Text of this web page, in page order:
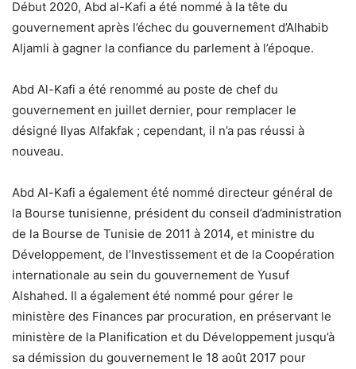
Début 2020, Abd al-Kafi a été nommé à la tête du
gouvernement après l’échec du gouvernement d’Alhabib
Aljamli à gagner la confiance du parlement à l’époque.
Abd Al-Kafi a été renommé au poste de chef du
gouvernement en juillet dernier, pour remplacer le
désigné Ilyas Alfakfak ; cependant, il n’a pas réussi à
nouveau.
Abd Al-Kafi a également été nommé directeur général de
la Bourse tunisienne, président du conseil d’administration
de la Bourse de Tunisie de 2011 à 2014, et ministre du
Développement, de l’Investissement et de la Coopération
internationale au sein du gouvernement de Yusuf
Alshahed. Il a également été nommé pour gérer le
ministère des Finances par procuration, en préservant le
ministère de la Planification et du Développement jusqu’à
sa démission du gouvernement le 18 août 2017 pour